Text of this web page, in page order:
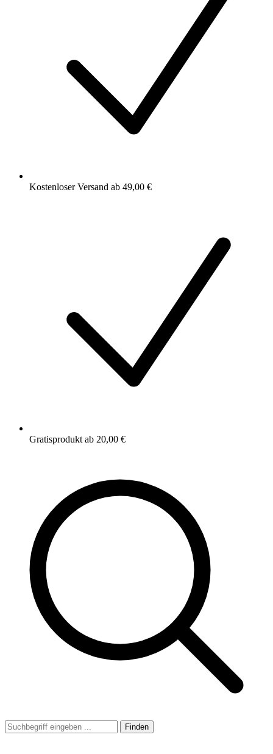
Kostenloser Versand ab 49,00 €
Gratisprodukt ab 20,00 €
Finden